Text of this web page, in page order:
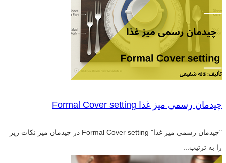
چیدمان رسمی میز غذا Formal Cover setting
"چیدمان رسمی میز غذا" Formal Cover setting در چیدمان میز نکات زیر
را به ترتیب...